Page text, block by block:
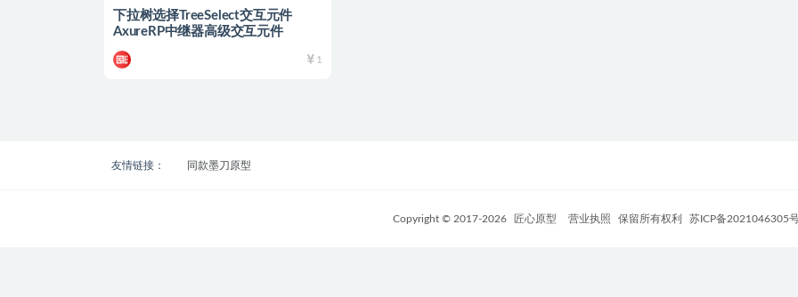
下拉树选择TreeSelect交互元件
AxureRP中继器高级交互元件
1
友情链接： 同款墨刀原型
Copyright © 2017-2026 匠心原型 营业执照 保留所有权利 苏ICP备2021046305